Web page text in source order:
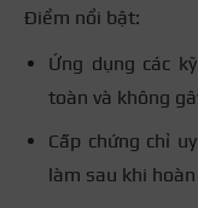
Điểm nổi bật:
Ứng dụng các
toàn và không
Cấp chứng chỉ
làm sau khi